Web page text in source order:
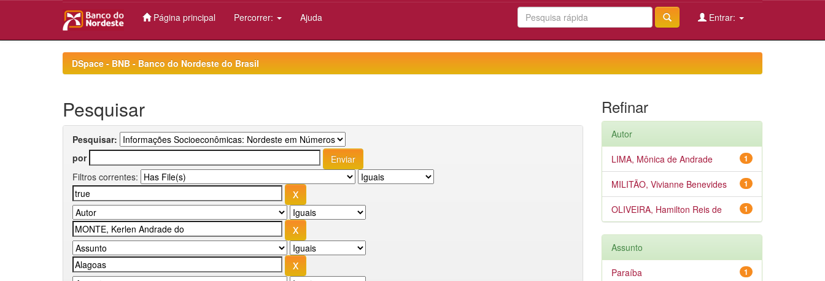
Página principal Percorrer: Ajuda Entrar:
DSpace - BNB - Banco do Nordeste do Brasil
Pesquisar
Pesquisar:
por
Filtros correntes:
Refinar
Autor
1
LIMA, Mônica de Andrade
1
MILITÃO, Vivianne Benevides
1
OLIVEIRA, Hamilton Reis de
Assunto
1
Paraíba